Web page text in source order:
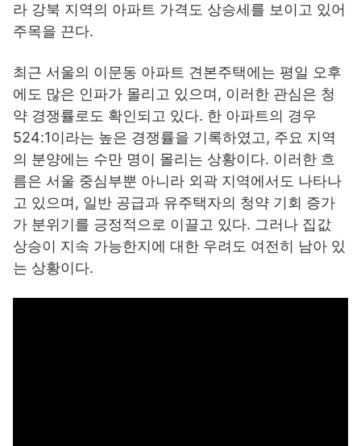
라 강북 지역의 아파트 가격도 상승세를 보이고 있어
주목을 끈다.
최근 서울의 이문동 아파트 견본주택에는 평일 오후
에도 많은 인파가 몰리고 있으며, 이러한 관심은 청
약 경쟁률로도 확인되고 있다. 한 아파트의 경우
524:1이라는 높은 경쟁률을 기록하였고, 주요 지역
의 분양에는 수만 명이 몰리는 상황이다. 이러한 흐
름은 서울 중심부뿐 아니라 외곽 지역에서도 나타나
고 있으며, 일반 공급과 유주택자의 청약 기회 증가
가 분위기를 긍정적으로 이끌고 있다. 그러나 집값
상승이 지속 가능한지에 대한 우려도 여전히 남아 있
는 상황이다.